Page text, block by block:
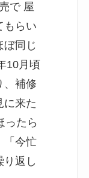
で 屋
もらい
ぼ同じ
10月頃
、補修
に来た
ったら
「今忙
り返し